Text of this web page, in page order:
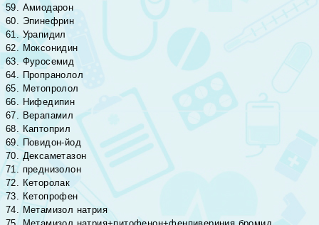
59. Амиодарон
60. Эпинефрин
61. Урапидил
62. Моксонидин
63. Фуросемид
64. Пропранолол
65. Метопролол
66. Нифедипин
67. Верапамил
68. Каптоприл
69. Повидон-йод
70. Дексаметазон
71. преднизолон
72. Кеторолак
73. Кетопрофен
74. Метамизол натрия